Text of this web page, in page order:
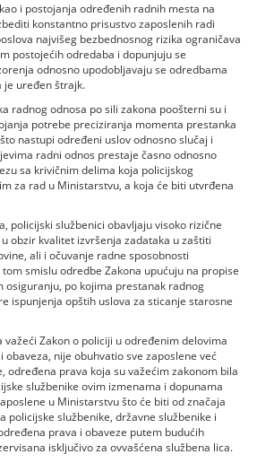
i postojanja određenih radnih mesta na
konstantno prisustvo zaposlenih radi
najvišeg bezbednosnog rizika ograničava
postojećih odredaba i dopunjuju se
odnosno upodoblјavaju se odredbama
je uređen štrajk.
radnog odnosa po sili zakona poošterni su i
potrebe preciziranja momenta prestanka
nastupi određeni uslov odnosno slučaj i
radni odnos prestaje časno odnosno
sa krivičnim delima koja policijskog
za rad u Ministarstvu, a koja će biti utvrđena
policijski službenici obavlјaju visoko rizične
obzir kvalitet izvršenja zadataka u zaštiti
ali i očuvanje radne sposobnosti
smislu odredbe Zakona upućuju na propise
osiguranju, po kojima prestanak radnog
ispunjenja opštih uslova za sticanje starosne
važeći Zakon o policiji u određenim delovima
nije obuhvatio sve zaposlene već
određena prava koja su važećim zakonom bila
službenike ovim izmenama i dopunama
u Ministarstvu što će biti od značaja
policijske službenike, državne službenike i
prava i obaveze putem budućih
isklјučivo za ovvašćena službena lica.